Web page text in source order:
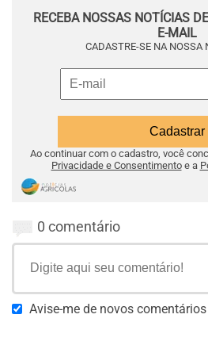
RECEBA NOSSAS NOTÍCIAS
E-MAIL
CADASTRE-SE NA NOSSA
Ao continuar com o cadastro, você
Privacidade e Consentimentoe a
0 comentário
Avise-me de novos comentários